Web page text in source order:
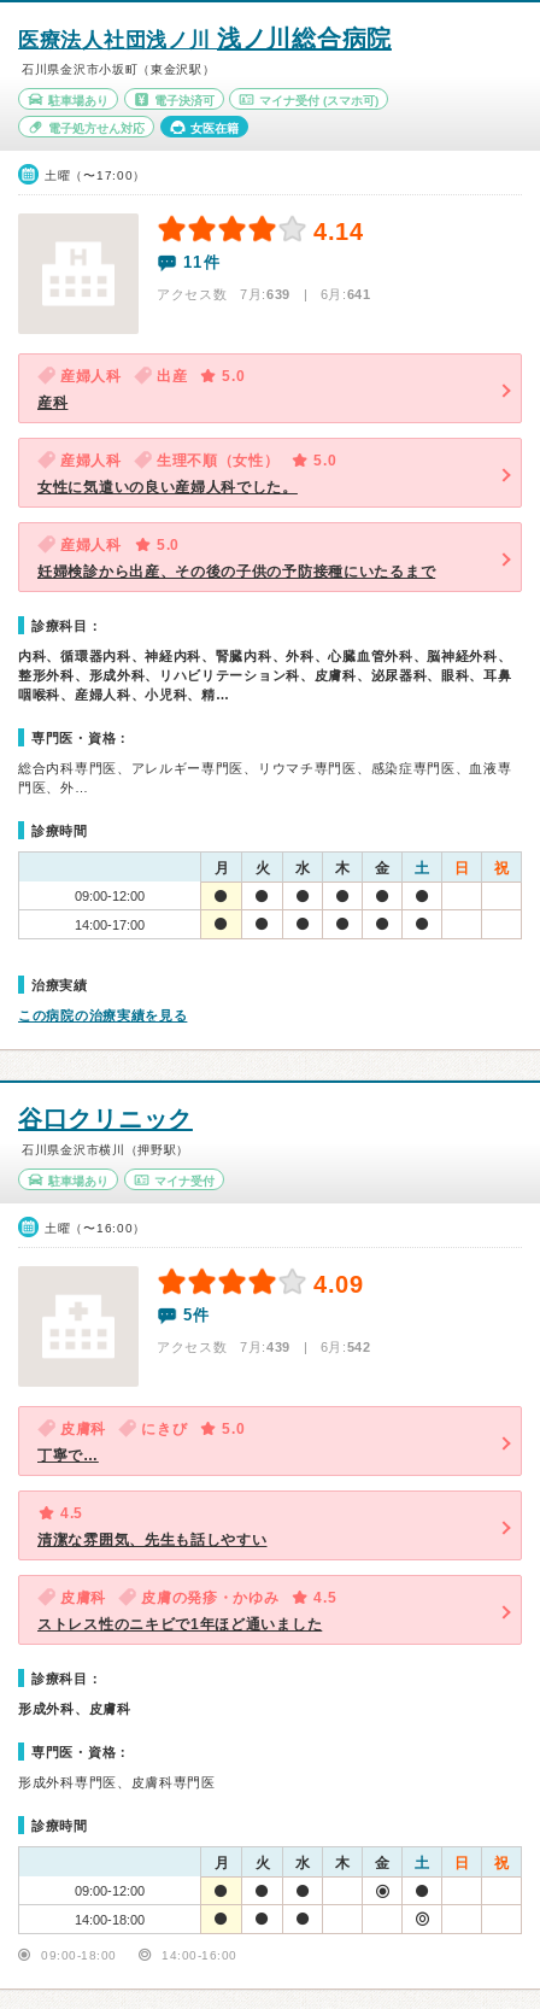
医療法人社団浅ノ川 浅ノ川総合病院
石川県金沢市小坂町（東金沢駅）
駐車場あり 電子決済可 マイナ受付 (スマホ可)
電子処方せん対応 女医在籍
土曜（〜17:00）
4.14
11件
アクセス数 7月:639 | 6月:641
産婦人科 出産
5.0
産科
産婦人科 生理不順（女性）
5.0
女性に気遣いの良い産婦人科でした。
産婦人科
5.0
妊婦検診から出産、その後の子供の予防接種にいたるまで
診療科目：
内科、循環器内科、神経内科、腎臓内科、外科、心臓血管外科、脳神経外科、
整形外科、形成外科、リハビリテーション科、皮膚科、泌尿器科、眼科、耳鼻
咽喉科、産婦人科、小児科、精…
専門医・資格：
総合内科専門医、アレルギー専門医、リウマチ専門医、感染症専門医、血液専
門医、外…
診療時間
月 火 水 木 金 土 日 祝
09:00-12:00
14:00-17:00
治療実績
この病院の治療実績を見る
谷口クリニック
石川県金沢市横川（押野駅）
駐車場あり マイナ受付
土曜（〜16:00）
4.09
5件
アクセス数 7月:439 | 6月:542
皮膚科 にきび
5.0
丁寧で…
4.5
清潔な雰囲気、先生も話しやすい
皮膚科 皮膚の発疹・かゆみ
4.5
ストレス性のニキビで1年ほど通いました
診療科目：
形成外科、皮膚科
専門医・資格：
形成外科専門医、皮膚科専門医
診療時間
月 火 水 木 金 土 日 祝
09:00-12:00
14:00-18:00
09:00-18:00 14:00-16:00